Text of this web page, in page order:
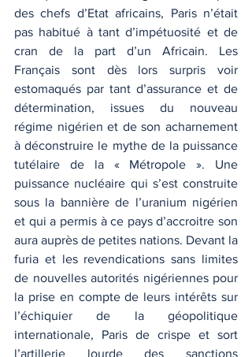
des chefs d’Etat africains, Paris n’était
pas habitué à tant d’impétuosité et de
cran de la part d’un Africain. Les
Français sont dès lors surpris voir
estomaqués par tant d’assurance et de
détermination, issues du nouveau
régime nigérien et de son acharnement
à déconstruire le mythe de la puissance
tutélaire de la « Métropole ». Une
puissance nucléaire qui s’est construite
sous la bannière de l’uranium nigérien
et qui a permis à ce pays d’accroitre son
aura auprès de petites nations. Devant la
furia et les revendications sans limites
de nouvelles autorités nigériennes pour
la prise en compte de leurs intérêts sur
l’échiquier de la géopolitique
internationale, Paris de crispe et sort
l’artillerie lourde des sanctions